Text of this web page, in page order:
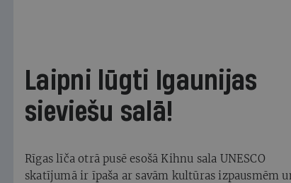
Laipni lūgti Igaunijas
sieviešu salā!
Rīgas līča otrā pusē esošā Kihnu sala UNESCO
skatījumā ir īpaša ar savām kultūras izpausmēm